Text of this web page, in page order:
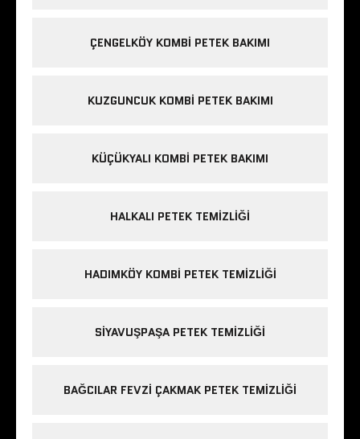
ÇENGELKÖY KOMBI PETEK BAKIMI
KUZGUNCUK KOMBI PETEK BAKIMI
KÜÇÜKYALI KOMBI PETEK BAKIMI
HALKALI PETEK TEMIZLIĞI
HADIMKÖY KOMBI PETEK TEMIZLIĞI
SIYAVUŞPAŞA PETEK TEMIZLIĞI
BAĞCILAR FEVZI ÇAKMAK PETEK TEMIZLIĞI